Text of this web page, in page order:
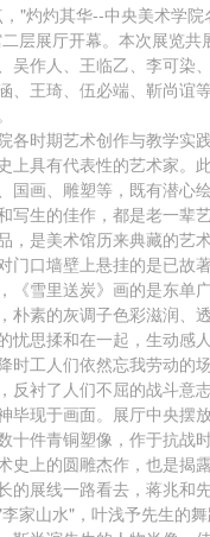
"灼灼其华--中央美术学院
层展厅开幕。本次展览共
吴作人、王临乙、李可染
、王琦、伍必端、靳尚谊
各时期艺术创作与教学实
上具有代表性的艺术家。
国画、雕塑等，既有潜心
写生的佳作，都是老一辈
，是美术馆历来典藏的艺术
门口墙壁上悬挂的是已故
《雪里送炭》画的是东单
朴素的灰调子色彩滋润、
忧思揉和在一起，生动感
时工人们依然忘我劳动的
反衬了人们不屈的战斗意
毕现于画面。展厅中央摆
十件青铜塑像，作于抗战
史上的圆雕杰作，也是揭
的展线一路看去，蒋兆和
家山水"，叶浅予先生的
创作的作品）提交中
央美术学院可以以电子
开出版，并同意编入《
学院资料库》《中央
关资料、文献、档案机
使用和在互联网上传播
关权益。
馆活动安全免责协议书
自愿参加与退出、风
有风险，参加者应有必
须遵守中华人民共和
道德和社会公德规范
友爱、互相帮助和助
创作的作品）提交中
央美术学院可以以电子
开出版，并同意编入《
学院资料库》《中央
关资料、文献、档案机
使用和在互联网上传播
关权益。
馆活动安全免责协议书
自愿参加与退出、风
有风险，参加者应有必
须遵守中华人民共和
道德和社会公德规范
友爱、互相帮助和助
创作的作品）提交中
央美术学院可以以电子
开出版，并同意编入《
学院资料库》《中央
关资料、文献、档案机
使用和在互联网上传播
关权益。
馆活动安全免责协议书
自愿参加与退出、风
有风险，参加者应有必
须遵守中华人民共和
道德和社会公德规范
友爱、互相帮助和助
快捷登录 帐